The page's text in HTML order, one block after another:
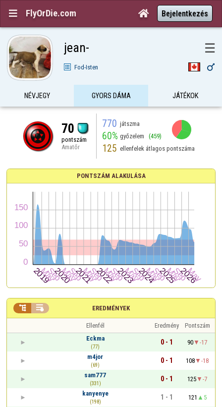
 FlyOrDie.com  Bejelentkezés
jean- ☰
Fod-Isten 
NÉVJEGY GYORS DÁMA JÁTÉKOK
70
pontszám
Amatőr
770 játszma
60% győzelem (459)
125 ellenfelek átlagos pontszáma
PONTSZÁM ALAKULÁSA
EREDMÉNYEK
 
Ellenfél Eredmény
Pontszám
Eckma
(77)
0 - 1 90
-17
m4jor
(69)
0 - 1 108
-18
sam777
(331)
0 - 1 125
-7
kanyenye
(198)
1 - 1 121
5